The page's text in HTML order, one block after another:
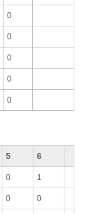
0
0
0
0
0
5 6
0 1
0 0